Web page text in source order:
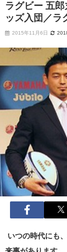
ラグビー 五
ッズ入団／ラ
2015年11月6日
いつの時代にも